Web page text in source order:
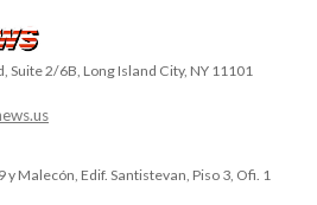
Suite 2/6B, Long Island City, NY 11101
y Malecón, Edif. Santistevan, Piso 3, Ofi. 1